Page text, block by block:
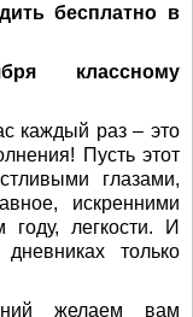
бесплатно в
классному
каждый раз – это
Пусть этот
глазами,
искренними
легкости. И
только
желаем вам